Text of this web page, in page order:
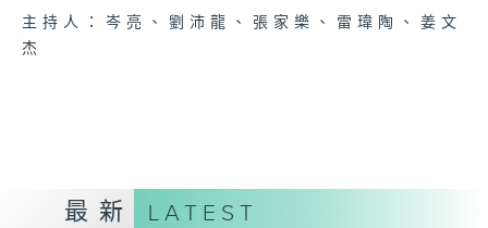
主持人：岑亮、劉沛龍、張家樂、雷瑋陶、姜文
杰
最新 LATEST